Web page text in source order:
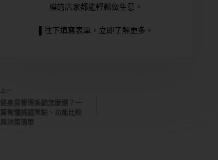
模的店家都能輕鬆做生意。
▌往下填寫表單，立即了解更多。
上一
健身房管理系統怎麼選？一
篇看懂挑選重點、功能比較
與決策清單